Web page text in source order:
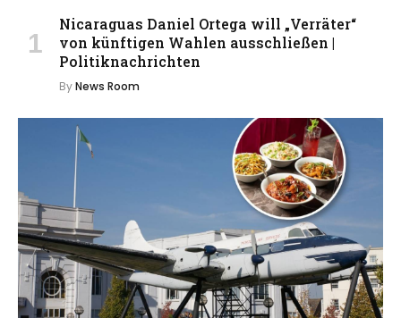
Nicaraguas Daniel Ortega will „Verräter“
von künftigen Wahlen ausschließen |
Politiknachrichten
ByNews Room